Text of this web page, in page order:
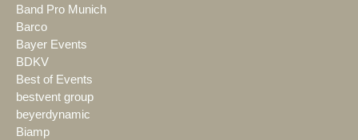
Band Pro Munich
Barco
Bayer Events
BDKV
Best of Events
bestvent group
beyerdynamic
Biamp